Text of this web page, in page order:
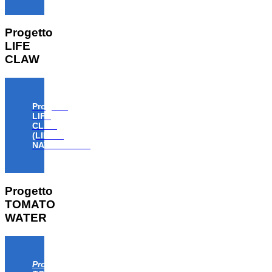
Progetto
LIFE
CLAW
Progetto
LIFE
CLAW
(LIFE18
NAT/IT/000806)
Progetto
TOMATO
WATER
Progetto